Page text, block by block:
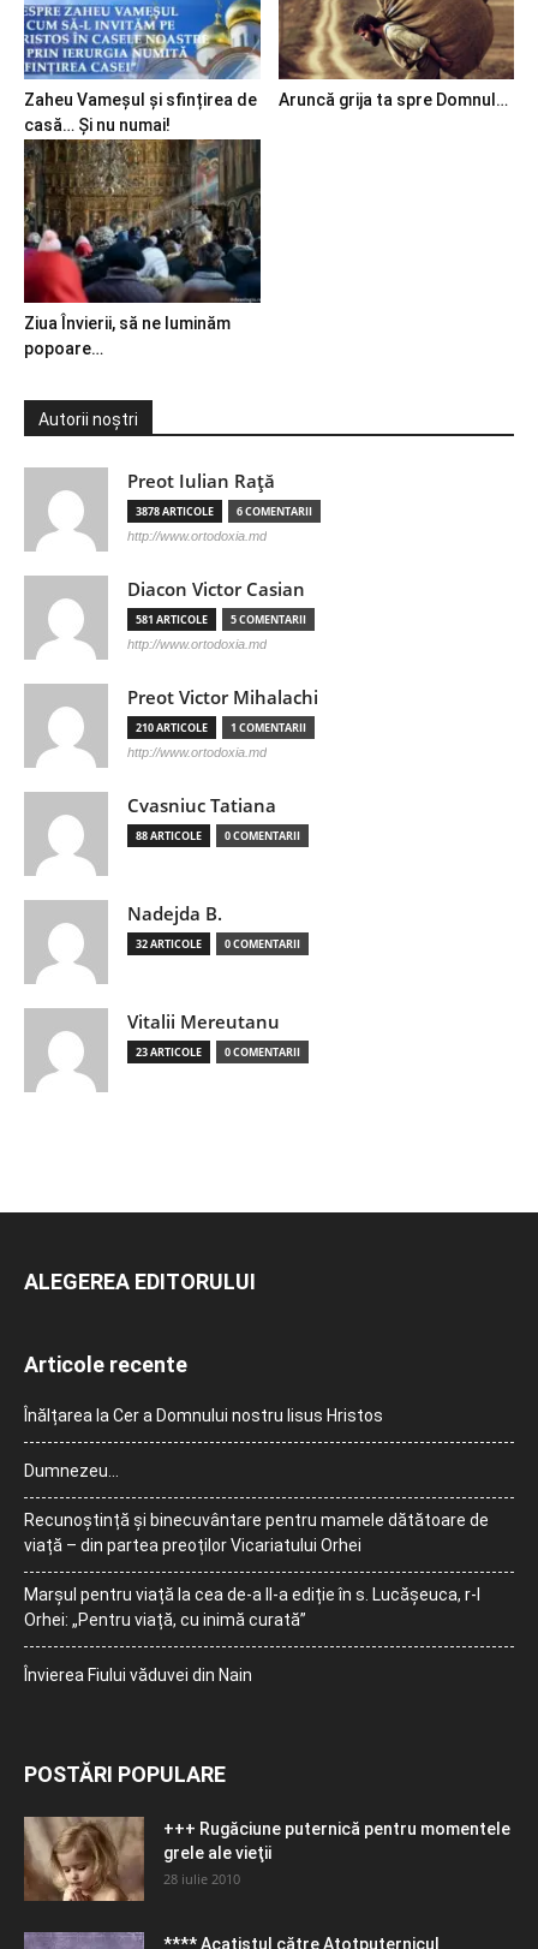
Zaheu Vameșul și sfințirea de
casă… Și nu numai!
Aruncă grija ta spre Domnul…
Ziua Învierii, să ne luminăm
popoare…
Autorii noștri
Preot Iulian Raţă
3878 ARTICOLE 6 COMENTARII
http://www.ortodoxia.md
Diacon Victor Casian
581 ARTICOLE 5 COMENTARII
http://www.ortodoxia.md
Preot Victor Mihalachi
210 ARTICOLE 1 COMENTARII
http://www.ortodoxia.md
Cvasniuc Tatiana
88 ARTICOLE 0 COMENTARII
Nadejda B.
32 ARTICOLE 0 COMENTARII
Vitalii Mereutanu
23 ARTICOLE 0 COMENTARII
ALEGEREA EDITORULUI
Articole recente
Înălțarea la Cer a Domnului nostru Iisus Hristos
Dumnezeu…
Recunoștință și binecuvântare pentru mamele dătătoare de
viață – din partea preoților Vicariatului Orhei
Marșul pentru viață la cea de-a II-a ediție în s. Lucășeuca, r-l
Orhei: „Pentru viață, cu inimă curată”
Învierea Fiului văduvei din Nain
POSTĂRI POPULARE
+++ Rugăciune puternică pentru momentele
grele ale vieţii
28 iulie 2010
**** Acatistul către Atotputernicul